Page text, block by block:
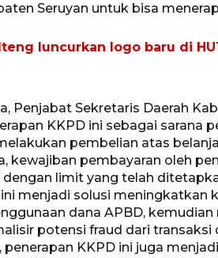
Seruyan untuk bisa
luncurkan logo baru di
Penjabat Sekretaris Daerah
KKPD ini sebagai sarana
pembelian atas
kewajiban pembayaran oleh
limit yang telah
menjadi solusi meningkatkan
dana APBD,
potensi fraud dari transaksi
penerapan KKPD ini juga